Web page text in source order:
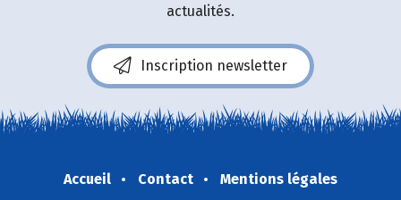
actualités.
Inscription newsletter
Accueil Contact
Mentions légales